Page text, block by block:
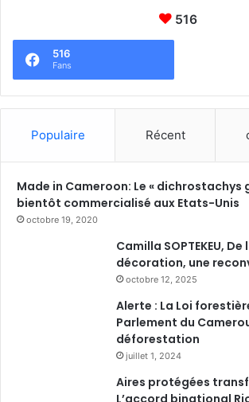
516
516
Fans
Populaire Récent
Made in Cameroon: Le « dichrostachys
bientôt commercialisé aux Etats-Unis
octobre 19, 2020
Camilla SOPTEKEU,
décoration, une
octobre 12, 2025
Alerte : La Loi
Parlement du
déforestation
juillet 1, 2024
Aires protégées
L’accord binational